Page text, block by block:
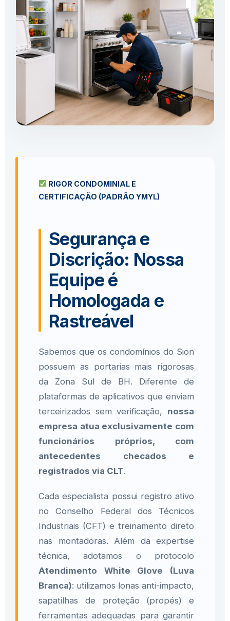
RIGOR CONDOMINIAL E
CERTIFICAÇÃO (PADRÃO YMYL)
Segurança e
Discrição: Nossa
Equipe é
Homologada e
Rastreável
Sabemos que os condomínios do Sion
possuem as portarias mais rigorosas
da Zona Sul de BH. Diferente de
plataformas de aplicativos que enviam
terceirizados sem verificação, nossa
empresa atua exclusivamente com
funcionários próprios, com
antecedentes checados e
registrados via CLT.
Cada especialista possui registro ativo
no Conselho Federal dos Técnicos
Industriais (CFT) e treinamento direto
nas montadoras. Além da expertise
técnica, adotamos o protocolo
Atendimento White Glove (Luva
Branca): utilizamos lonas anti-impacto,
sapatilhas de proteção (propés) e
ferramentas adequadas para garantir